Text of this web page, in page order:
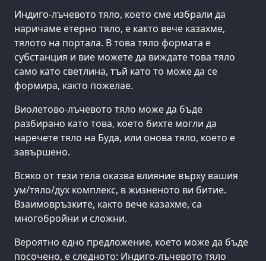
Индиго-лъчевото тяло, което сме избрали да
наричаме етерно тяло, е както вече казахме,
тялото на портала. В това тяло формата е
субстанция и вие можете да виждате това тяло
само като светлина, тъй като то може да се
формира, както пожелае.
Виолетово-лъчевото тяло може да бъде
разбирано като това, което бихте могли да
наречете тяло на Буда, или онова тяло, което е
завършено.
Всяко от тези тела оказва влияние върху вашия
ум/тяло/дух комплекс, в жизненото ви битие.
Взаимовръзките, както вече казахме, са
многобройни и сложни.
Вероятно едно предложение, което може да бъде
посочено, е следното: Индиго-лъчевото тяло